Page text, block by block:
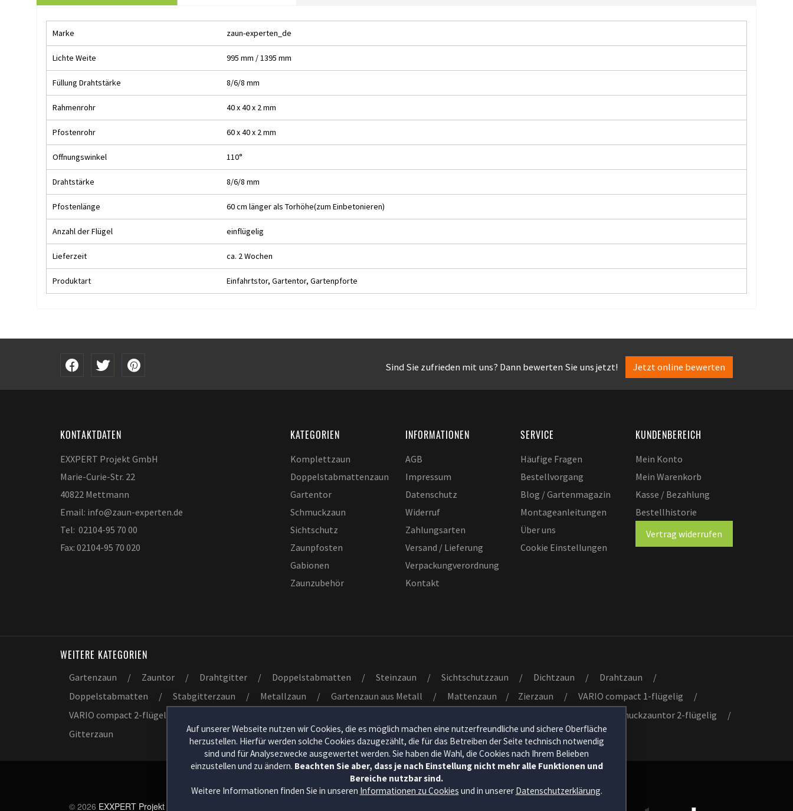
Marke zaun-experten_de
Lichte Weite 995 mm / 1395 mm
Füllung Drahtstärke 8/6/8 mm
Rahmenrohr 40 x 40 x 2 mm
Pfostenrohr 60 x 40 x 2 mm
Offnungswinkel 110°
Drahtstärke 8/6/8 mm
Pfostenlänge 60 cm länger als Torhöhe(zum Einbetonieren)
Anzahl der Flügel einflügelig
Lieferzeit ca. 2 Wochen
Produktart Einfahrtstor, Gartentor, Gartenpforte
Sind Sie zufrieden mit uns? Dann bewerten Sie uns jetzt! Jetzt online bewerten
KONTAKTDATEN
EXXPERT Projekt GmbH
Marie-Curie-Str. 22
40822 Mettmann
Email: info@zaun-experten.de
Tel: 02104-95 70 00
Fax: 02104-95 70 020
KATEGORIEN
Komplettzaun
Doppelstabmattenzaun
Gartentor
Schmuckzaun
Sichtschutz
Zaunpfosten
Gabionen
Zaunzubehör
INFORMATIONEN
AGB
Impressum
Datenschutz
Widerruf
Zahlungsarten
Versand / Lieferung
Verpackungverordnung
Kontakt
SERVICE
Häufige Fragen
Bestellvorgang
Blog / Gartenmagazin
Montageanleitungen
Über uns
Cookie Einstellungen
KUNDENBEREICH
Mein Konto
Mein Warenkorb
Kasse / Bezahlung
Bestellhistorie
Vertrag widerrufen
WEITERE KATEGORIEN
Gartenzaun / Zauntor / Drahtgitter / Doppelstabmatten / Steinzaun / Sichtschutzzaun / Dichtzaun / Drahtzaun
/
Doppelstabmatten
/ Stabgitterzaun / Metallzaun / Gartenzaun aus Metall / Mattenzaun / Zierzaun / VARIO compact 1-flügelig
/
VARIO compact 2-flügelig
Schmuckzauntor 2-flügelig
/
Gitterzaun
© 2026 EXXPERT Projekt GmbH
Auf unserer Webseite nutzen wir Cookies, die es möglich machen eine nutzerfreundliche und sichere Oberfläche
herzustellen. Hierfür werden solche Cookies dazugezählt, die für das Betreiben der Seite technisch notwendig
sind und für Analysezwecke ausgewertet werden. Sie haben die Wahl, die Cookies nach Ihrem Belieben
einzustellen und zu ändern. Beachten Sie aber, dass je nach Einstellung nicht mehr alle Funktionen und
Bereiche nutzbar sind.
Weitere Informationen finden Sie in unseren Informationen zu Cookies und in unserer Datenschutzerklärung.